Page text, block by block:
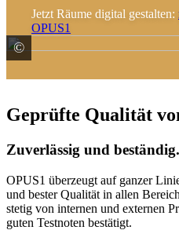
© © QuietWord /
Jetzt Räume digital gestalten:
OPUS1
Geprüfte Qualität
Zuverlässig und
OPUS1 überzeugt auf ganzer
und bester Qualität in allen
stetig von internen und externen
guten Testnoten bestätigt.